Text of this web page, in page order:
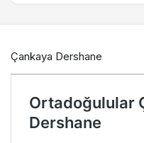
Çankaya Dershane